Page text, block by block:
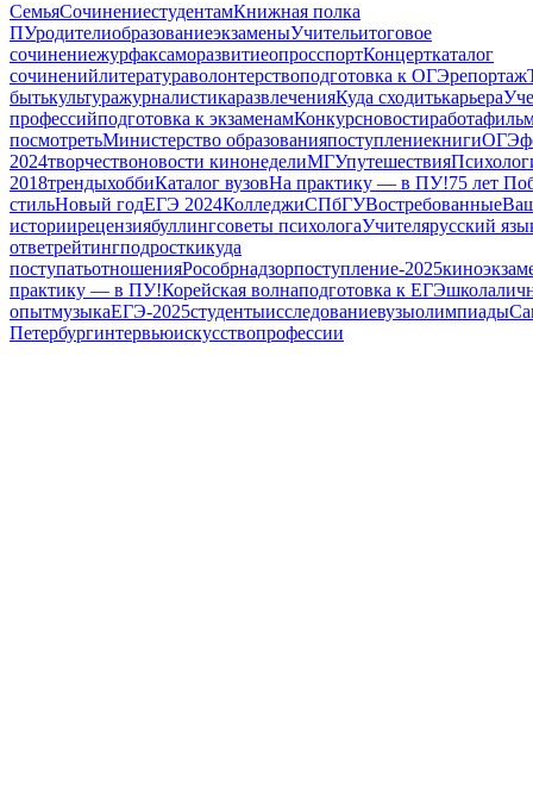
СемьяСочинениестудентамКнижная полка
ПУродителиобразованиеэкзаменыУчительитоговое
сочинениежурфаксаморазвитиеопросспортКонцерткаталог
сочиненийлитератураволонтерствоподготовка к ОГЭрепортаж
бытькультуражурналистикаразвлеченияКуда сходитькарьера
профессийподготовка к экзаменамКонкурсновостиработа
посмотретьМинистерство образованияпоступлениекнигиОГЭ
2024творчествоновости кинонеделиМГУпутешествия
2018трендыхоббиКаталог вузовНа практику — в ПУ!75 лет
стильНовый годЕГЭ 2024КолледжиСПбГУВостребованные
историирецензиябуллингсоветы психологаУчителярусский
ответрейтингподросткикуда
поступатьотношенияРособрнадзорпоступление-2025кино
практику — в ПУ!Корейская волнаподготовка к ЕГЭшкола
опытмузыкаЕГЭ-2025студентыисследованиевузыолимпиады
Петербургинтервьюискусствопрофессии